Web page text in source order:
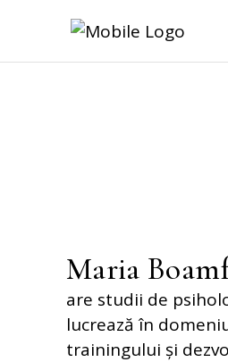
Maria
are studii de
lucrează în
trainingului și